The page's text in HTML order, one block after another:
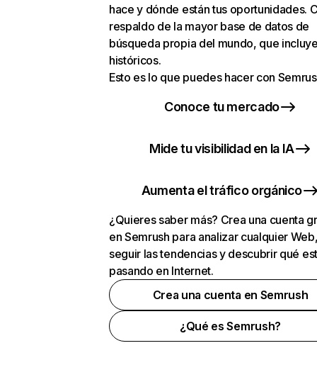
hace y dónde están tus oportunidades.
respaldo de la mayor base de datos de
búsqueda propia del mundo, que
históricos.
Esto es lo que puedes hacer con
Conoce tu mercado
Mide tu visibilidad en la IA
Aumenta el tráfico orgánico
¿Quieres saber más? Crea una cuenta
en Semrush para analizar cualquier
seguir las tendencias y descubrir qué
pasando en Internet.
Crea una cuenta en Semrush
¿Qué es Semrush?